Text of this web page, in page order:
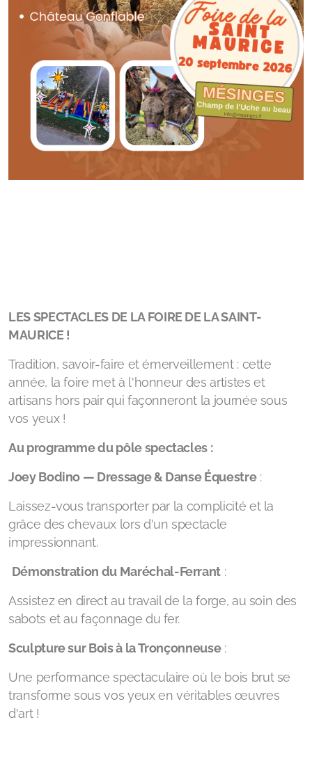
LES SPECTACLES DE LA FOIRE DE LA SAINT-
MAURICE !
Tradition, savoir-faire et émerveillement : cette
année, la foire met à l'honneur des artistes et
artisans hors pair qui façonneront la journée sous
vos yeux !
Au programme du pôle spectacles :
Joey Bodino — Dressage & Danse Équestre:
Laissez-vous transporter par la complicité et la
grâce des chevaux lors d'un spectacle
impressionnant.
Démonstration du Maréchal-Ferrant :
Assistez en direct au travail de la forge, au soin des
sabots et au façonnage du fer.
Sculpture sur Bois à la Tronçonneuse:
Une performance spectaculaire où le bois brut se
transforme sous vos yeux en véritables œuvres
d'art !